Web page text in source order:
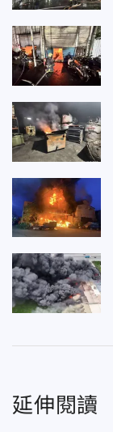
延伸閱讀